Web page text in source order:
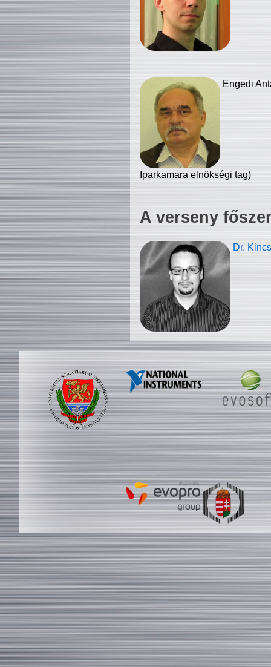
Engedi
Iparkamara elnökségi tag)
A verseny
Dr.